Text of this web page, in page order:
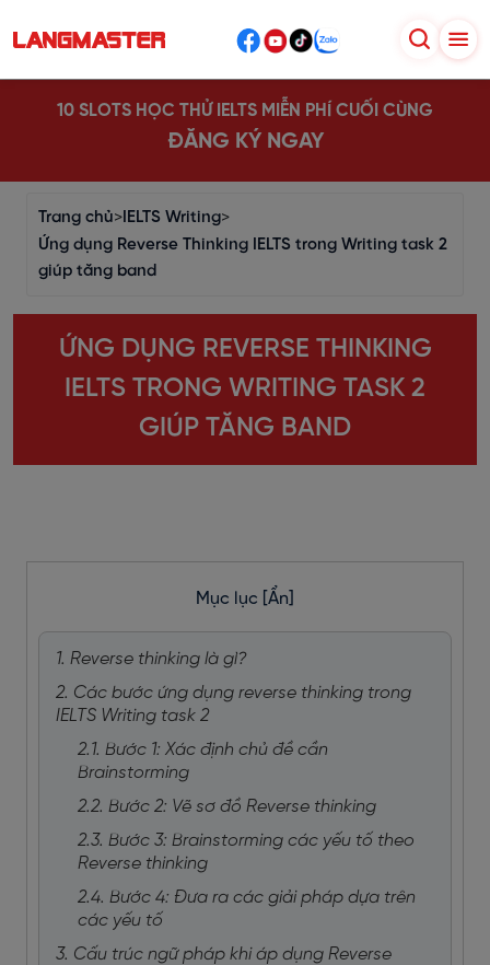
10 SLOTS HỌC THỬ IELTS MIỄN PHÍ CUỐI CÙNG
ĐĂNG KÝ NGAY
Trang chủ> IELTS Writing>
Ứng dụng Reverse Thinking IELTS trong Writing task 2
giúp tăng band
ỨNG DỤNG REVERSE THINKING
IELTS TRONG WRITING TASK 2
GIÚP TĂNG BAND
Mục lục [Ẩn]
1. Reverse thinking là gì?
2. Các bước ứng dụng reverse thinking trong
IELTS Writing task 2
2.1. Bước 1: Xác định chủ đề cần
Brainstorming
2.2. Bước 2: Vẽ sơ đồ Reverse thinking
2.3. Bước 3: Brainstorming các yếu tố theo
Reverse thinking
2.4. Bước 4: Đưa ra các giải pháp dựa trên
các yếu tố
3. Cấu trúc ngữ pháp khi áp dụng Reverse